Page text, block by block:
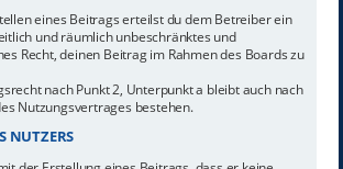
eines Beitrags erteilst du dem Betreiber ein
und räumlich unbeschränktes und
Recht, deinen Beitrag im Rahmen des Boards zu
nach Punkt 2, Unterpunkt a bleibt auch nach
Nutzungsvertrages bestehen.
NUTZERS